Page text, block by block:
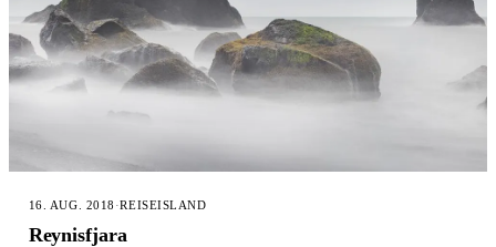
16. AUG. 2018 ·REISEISLAND
Reynisfjara